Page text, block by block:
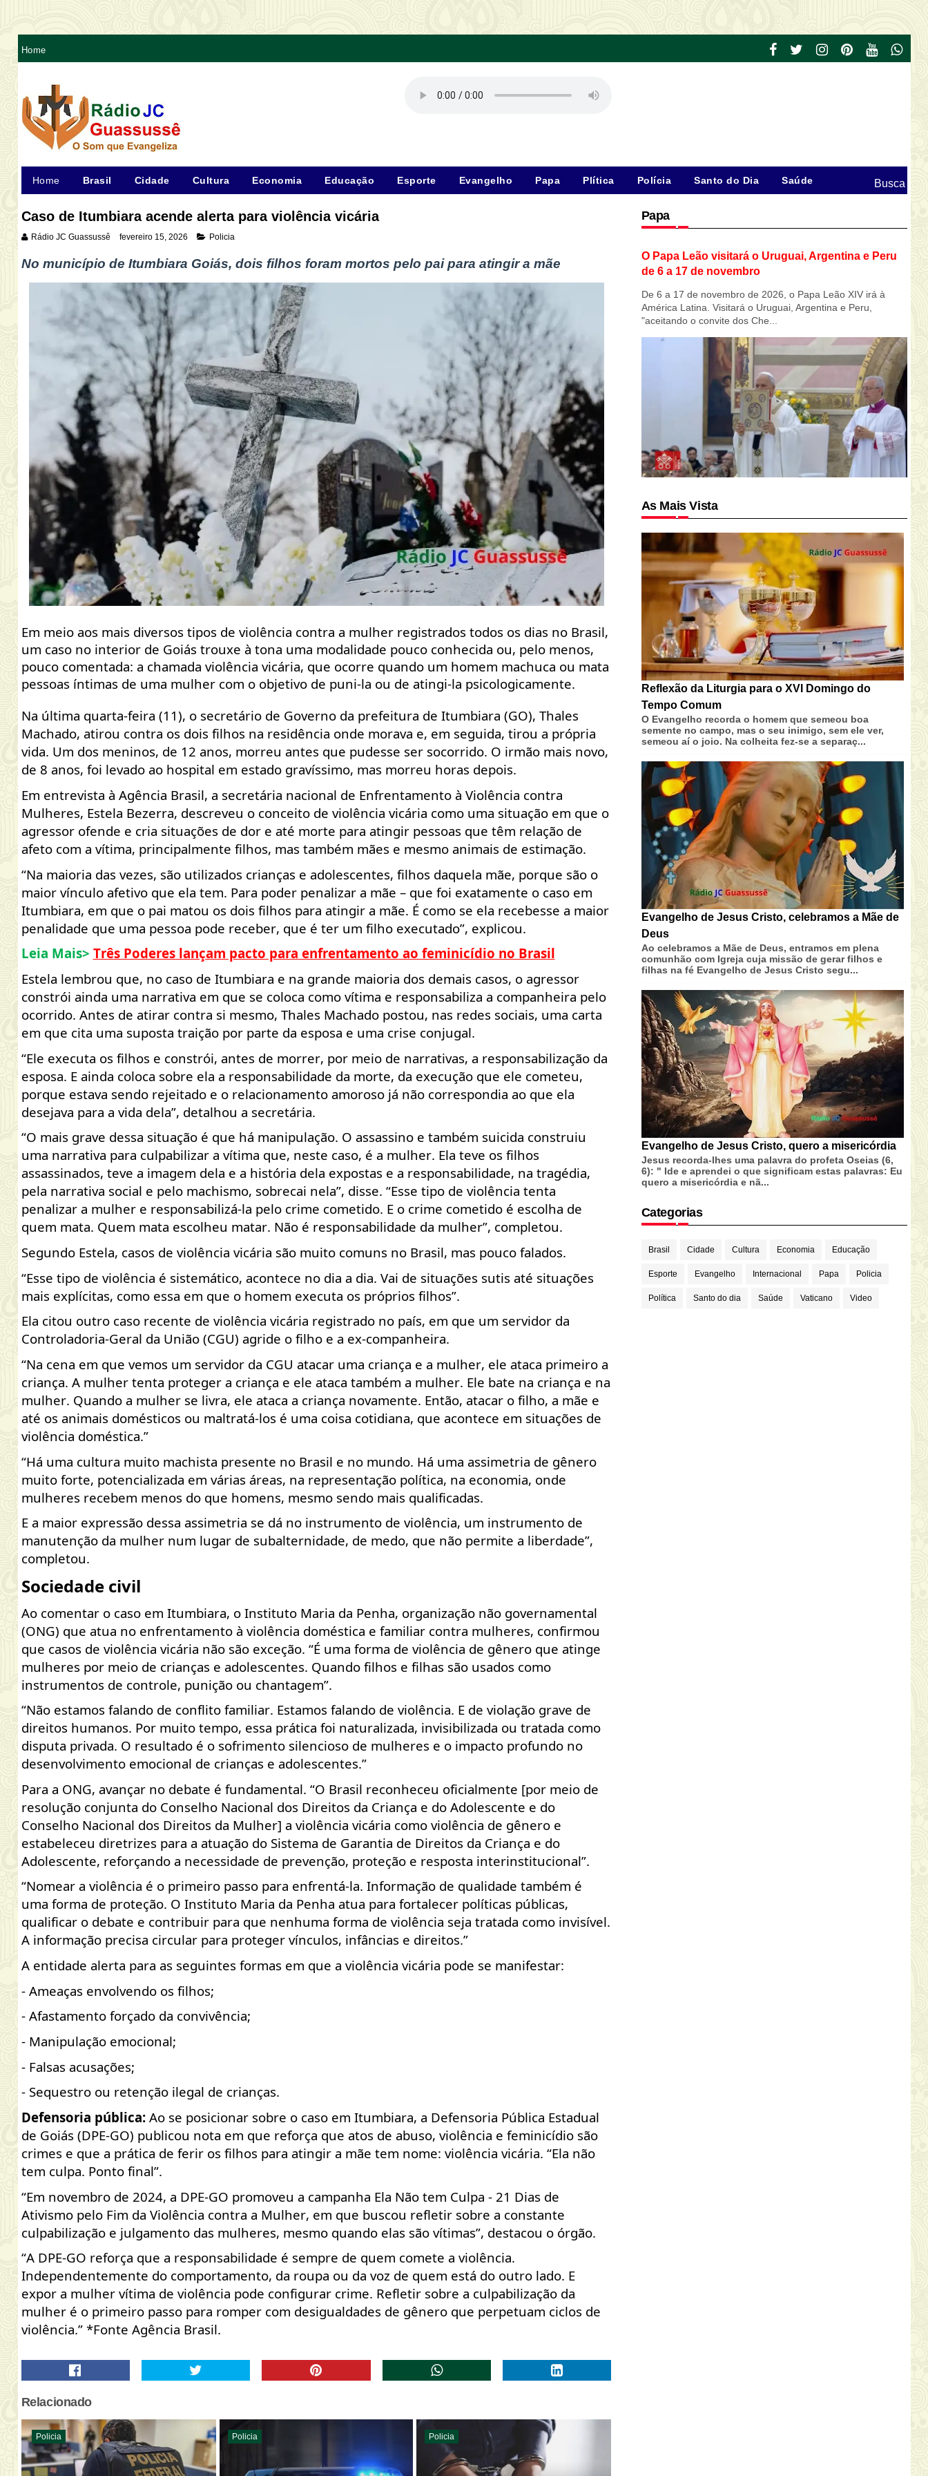
Home
Home Brasil Cidade Cultura Economia Educação Esporte Evangelho Papa Plítica Polícia Santo do Dia Saúde Busca
Caso de Itumbiara acende alerta para violência vicária
Rádio JC Guassussê fevereiro 15, 2026 Policia
No município de Itumbiara Goiás, dois filhos foram mortos pelo pai para atingir a mãe
Em meio aos mais diversos tipos de violência contra a mulher registrados todos os dias no Brasil,
um caso no interior de Goiás trouxe à tona uma modalidade pouco conhecida ou, pelo menos,
pouco comentada: a chamada violência vicária, que ocorre quando um homem machuca ou mata
pessoas íntimas de uma mulher com o objetivo de puni-la ou de atingi-la psicologicamente.
Na última quarta-feira (11), o secretário de Governo da prefeitura de Itumbiara (GO), Thales
Machado, atirou contra os dois filhos na residência onde morava e, em seguida, tirou a própria
vida. Um dos meninos, de 12 anos, morreu antes que pudesse ser socorrido. O irmão mais novo,
de 8 anos, foi levado ao hospital em estado gravíssimo, mas morreu horas depois.
Em entrevista à Agência Brasil, a secretária nacional de Enfrentamento à Violência contra
Mulheres, Estela Bezerra, descreveu o conceito de violência vicária como uma situação em que o
agressor ofende e cria situações de dor e até morte para atingir pessoas que têm relação de
afeto com a vítima, principalmente filhos, mas também mães e mesmo animais de estimação.
“Na maioria das vezes, são utilizados crianças e adolescentes, filhos daquela mãe, porque são o
maior vínculo afetivo que ela tem. Para poder penalizar a mãe – que foi exatamente o caso em
Itumbiara, em que o pai matou os dois filhos para atingir a mãe. É como se ela recebesse a maior
penalidade que uma pessoa pode receber, que é ter um filho executado”, explicou.
Leia Mais> Três Poderes lançam pacto para enfrentamento ao feminicídio no Brasil
Estela lembrou que, no caso de Itumbiara e na grande maioria dos demais casos, o agressor
constrói ainda uma narrativa em que se coloca como vítima e responsabiliza a companheira pelo
ocorrido. Antes de atirar contra si mesmo, Thales Machado postou, nas redes sociais, uma carta
em que cita uma suposta traição por parte da esposa e uma crise conjugal.
“Ele executa os filhos e constrói, antes de morrer, por meio de narrativas, a responsabilização da
esposa. E ainda coloca sobre ela a responsabilidade da morte, da execução que ele cometeu,
porque estava sendo rejeitado e o relacionamento amoroso já não correspondia ao que ela
desejava para a vida dela”, detalhou a secretária.
“O mais grave dessa situação é que há manipulação. O assassino e também suicida construiu
uma narrativa para culpabilizar a vítima que, neste caso, é a mulher. Ela teve os filhos
assassinados, teve a imagem dela e a história dela expostas e a responsabilidade, na tragédia,
pela narrativa social e pelo machismo, sobrecai nela”, disse. “Esse tipo de violência tenta
penalizar a mulher e responsabilizá-la pelo crime cometido. E o crime cometido é escolha de
quem mata. Quem mata escolheu matar. Não é responsabilidade da mulher”, completou.
Segundo Estela, casos de violência vicária são muito comuns no Brasil, mas pouco falados.
“Esse tipo de violência é sistemático, acontece no dia a dia. Vai de situações sutis até situações
mais explícitas, como essa em que o homem executa os próprios filhos”.
Ela citou outro caso recente de violência vicária registrado no país, em que um servidor da
Controladoria-Geral da União (CGU) agride o filho e a ex-companheira.
“Na cena em que vemos um servidor da CGU atacar uma criança e a mulher, ele ataca primeiro a
criança. A mulher tenta proteger a criança e ele ataca também a mulher. Ele bate na criança e na
mulher. Quando a mulher se livra, ele ataca a criança novamente. Então, atacar o filho, a mãe e
até os animais domésticos ou maltratá-los é uma coisa cotidiana, que acontece em situações de
violência doméstica.”
“Há uma cultura muito machista presente no Brasil e no mundo. Há uma assimetria de gênero
muito forte, potencializada em várias áreas, na representação política, na economia, onde
mulheres recebem menos do que homens, mesmo sendo mais qualificadas.
E a maior expressão dessa assimetria se dá no instrumento de violência, um instrumento de
manutenção da mulher num lugar de subalternidade, de medo, que não permite a liberdade”,
completou.
Sociedade civil
Ao comentar o caso em Itumbiara, o Instituto Maria da Penha, organização não governamental
(ONG) que atua no enfrentamento à violência doméstica e familiar contra mulheres, confirmou
que casos de violência vicária não são exceção. “É uma forma de violência de gênero que atinge
mulheres por meio de crianças e adolescentes. Quando filhos e filhas são usados como
instrumentos de controle, punição ou chantagem”.
“Não estamos falando de conflito familiar. Estamos falando de violência. E de violação grave de
direitos humanos. Por muito tempo, essa prática foi naturalizada, invisibilizada ou tratada como
disputa privada. O resultado é o sofrimento silencioso de mulheres e o impacto profundo no
desenvolvimento emocional de crianças e adolescentes.”
Para a ONG, avançar no debate é fundamental. “O Brasil reconheceu oficialmente [por meio de
resolução conjunta do Conselho Nacional dos Direitos da Criança e do Adolescente e do
Conselho Nacional dos Direitos da Mulher] a violência vicária como violência de gênero e
estabeleceu diretrizes para a atuação do Sistema de Garantia de Direitos da Criança e do
Adolescente, reforçando a necessidade de prevenção, proteção e resposta interinstitucional”.
“Nomear a violência é o primeiro passo para enfrentá-la. Informação de qualidade também é
uma forma de proteção. O Instituto Maria da Penha atua para fortalecer políticas públicas,
qualificar o debate e contribuir para que nenhuma forma de violência seja tratada como invisível.
A informação precisa circular para proteger vínculos, infâncias e direitos.”
A entidade alerta para as seguintes formas em que a violência vicária pode se manifestar:
- Ameaças envolvendo os filhos;
- Afastamentoforçado da convivência;
- Manipulaçãoemocional;
- Falsas acusações;
- Sequestroou retenção ilegal de crianças.
Defensoria pública: Ao se posicionar sobre o caso em Itumbiara, a Defensoria Pública Estadual
de Goiás (DPE-GO) publicou nota em que reforça que atos de abuso, violência e feminicídio são
crimes e que a prática de ferir os filhos para atingir a mãe tem nome: violência vicária. “Ela não
tem culpa. Ponto final”.
“Em novembro de 2024, a DPE-GO promoveu a campanha Ela Não tem Culpa - 21 Dias de
Ativismo pelo Fim da Violência contra a Mulher, em que buscou refletir sobre a constante
culpabilização e julgamento das mulheres, mesmo quando elas são vítimas”, destacou o órgão.
“A DPE-GO reforça que a responsabilidade é sempre de quem comete a violência.
Independentemente do comportamento, da roupa ou da voz de quem está do outro lado. E
expor a mulher vítima de violência pode configurar crime. Refletir sobre a culpabilização da
mulher é o primeiro passo para romper com desigualdades de gênero que perpetuam ciclos de
violência.” *Fonte Agência Brasil.
Relacionado
Policia Policia Policia
Papa
O Papa Leão visitará o Uruguai, Argentina e Peru
de 6 a 17 de novembro
De 6 a 17 de novembro de 2026, o Papa Leão XIV irá à
América Latina. Visitará o Uruguai, Argentina e Peru,
"aceitando o convite dos Che...
As Mais Vista
Reflexão da Liturgia para o XVI Domingo do
Tempo Comum
O Evangelho recorda o homem que semeou boa
semente no campo, mas o seu inimigo, sem ele ver,
semeou aí o joio. Na colheita fez-se a separaç...
Evangelho de Jesus Cristo, celebramos a Mãe de
Deus
Ao celebramos a Mãe de Deus, entramos em plena
comunhão com Igreja cuja missão de gerar filhos e
filhas na fé Evangelho de Jesus Cristo segu...
Evangelho de Jesus Cristo, quero a misericórdia
Jesus recorda-lhes uma palavra do profeta Oseias (6,
6): " Ide e aprendei o que significam estas palavras: Eu
quero a misericórdia e nã...
Categorias
Brasil Cidade Cultura Economia Educação
Esporte Evangelho Internacional Papa Policia
Política Santo do dia Saúde Vaticano Video